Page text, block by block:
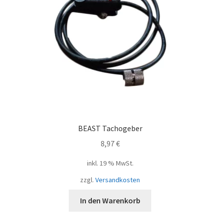
BEAST Tachogeber
8,97€
inkl. 19 % MwSt.
zzgl. Versandkosten
In den Warenkorb